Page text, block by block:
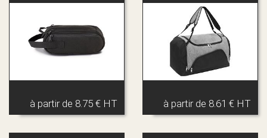
à partir de 8.75 € HT à partir de 8.61 € HT